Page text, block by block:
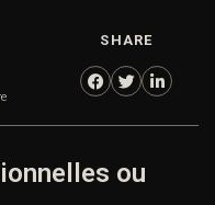
SHARE
ou